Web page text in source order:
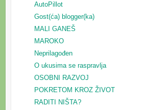
AutoPillot
Gost(ća) blogger(ka)
MALI GANEŠ
MAROKO
Neprilagođen
O ukusima se raspravlja
OSOBNI RAZVOJ
POKRETOM KROZ ŽIVOT
RADITI NIŠTA?